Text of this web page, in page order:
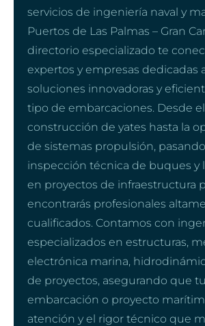
servicios de ingeniería naval y
Puertos de Las Palmas – Gran
directorio especializado te
expertos y empresas dedicadas
soluciones innovadoras y
tipo de embarcaciones. Desde
construcción de yates hasta la
de sistemas propulsión,
inspección técnica de buques y
en proyectos de infraestructura
encontrarás profesionales
cualificados. Contamos con
especializados en estructuras,
electrónica marina,
de proyectos, asegurando que tu
embarcación o proyecto
atención y el rigor técnico que